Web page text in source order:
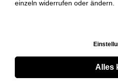
einzeln widerrufen oder ändern.
Alles